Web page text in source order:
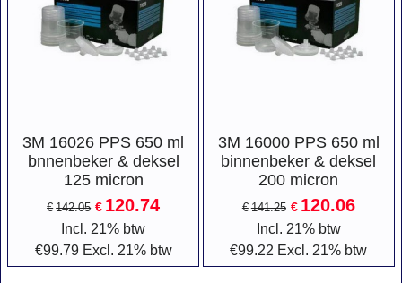
3M 16026 PPS 650 ml
bnnenbeker & deksel
125 micron
€ 142.05 € 120.74
Incl. 21% btw
€99.79 Excl. 21% btw
3M 16000 PPS 650 ml
binnenbeker & deksel
200 micron
€ 141.25 € 120.06
Incl. 21% btw
€99.22 Excl. 21% btw